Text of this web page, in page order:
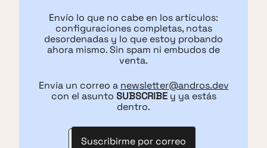
Envío lo que no cabe en los artículos:
configuraciones completas, notas
desordenadas y lo que estoy probando
ahora mismo. Sin spam ni embudos de
venta.
Envía un correo a newsletter@andros.dev
con el asunto SUBSCRIBEy ya estás
dentro.
Suscribirme por correo